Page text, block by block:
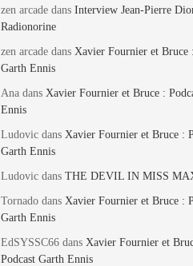
zen arcade dansInterview Jean-Pierre
Radionorine
zen arcade dansXavier Fournier et Bruce
Garth Ennis
Ana dansXavier Fournier et Bruce :
Ennis
Ludovic dansXavier Fournier et Bruce :
Garth Ennis
Ludovic dansTHE DEVIL IN MISS
Tornado dansXavier Fournier et Bruce :
Garth Ennis
EdSYSSC66 dansXavier Fournier et
Podcast Garth Ennis